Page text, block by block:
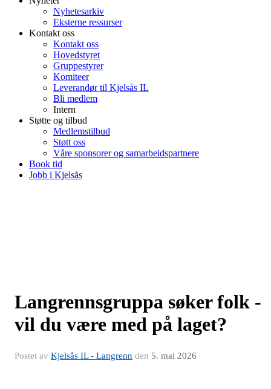
Nyhetesarkiv
Eksterne ressurser
Kontakt oss
Kontakt oss
Hovedstyret
Gruppestyrer
Komiteer
Leverandør til Kjelsås IL
Bli medlem
Intern
Støtte og tilbud
Medlemstilbud
Støtt oss
Våre sponsorer og samarbeidspartnere
Book tid
Jobb i Kjelsås
Langrennsgruppa søker folk -
vil du være med på laget?
Postet av Kjelsås IL - Langrenn den 5. mai 2026